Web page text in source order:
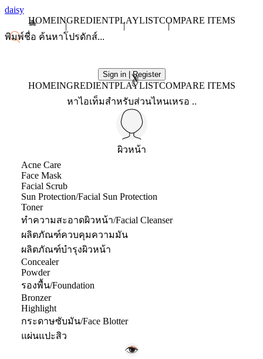
daisy
HOMEINGREDIENTPLAYLISTCOMPARE ITEMS
Sign in | Register
X
HOMEINGREDIENTPLAYLISTCOMPARE ITEMS
หาไอเท็มสำหรับส่วนไหนเหรอ ..
ผิวหน้า
Acne Care
Face Mask
Facial Scrub
Sun Protection/Facial Sun Protection
Toner
ทำความสะอาดผิวหน้า/Facial Cleanser
ผลิตภัณฑ์ควบคุมความมัน
ผลิตภัณฑ์บำรุงผิวหน้า
Concealer
Powder
รองพื้น/Foundation
Bronzer
Highlight
กระดาษซับมัน/Face Blotter
แผ่นแปะสิว